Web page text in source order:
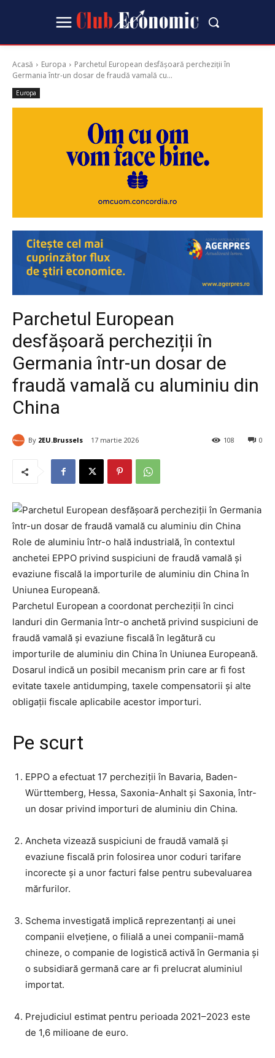
Acasă Europa
Parchetul European desfășoară percheziții în
Germania într-un dosar de fraudă vamală cu...
Europa
Parchetul European
desfășoară percheziții în
Germania într-un dosar de
fraudă vamală cu aluminiu din
China
By 2EU.Brussels 17 martie 2026 0
108
Role de aluminiu într-o hală industrială, în contextul
anchetei EPPO privind suspiciuni de fraudă vamală și
evaziune fiscală la importurile de aluminiu din China în
Uniunea Europeană.
Parchetul European a coordonat percheziții în cinci
landuri din Germania într-o anchetă privind suspiciuni de
fraudă vamală și evaziune fiscală în legătură cu
importurile de aluminiu din China în Uniunea Europeană.
Dosarul indică un posibil mecanism prin care ar fi fost
evitate taxele antidumping, taxele compensatorii și alte
obligații fiscale aplicabile acestor importuri.
Pe scurt
EPPO a efectuat 17 percheziții în Bavaria, Baden-
Württemberg, Hessa, Saxonia-Anhalt și Saxonia, într-
un dosar privind importuri de aluminiu din China.
Ancheta vizează suspiciuni de fraudă vamală și
evaziune fiscală prin folosirea unor coduri tarifare
incorecte și a unor facturi false pentru subevaluarea
mărfurilor.
Schema investigată implică reprezentanți ai unei
companii elvețiene, o filială a unei companii-mamă
chineze, o companie de logistică activă în Germania și
o subsidiară germană care ar fi prelucrat aluminiul
importat.
Prejudiciul estimat pentru perioada 2021–2023 este
de 1,6 milioane de euro.